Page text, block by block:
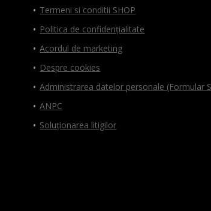
Termeni si conditii SHOP
Politica de confidențialitate
Acordul de marketing
Despre cookies
Administrarea datelor personale (Formular
ANPC
Soluționarea litigilor